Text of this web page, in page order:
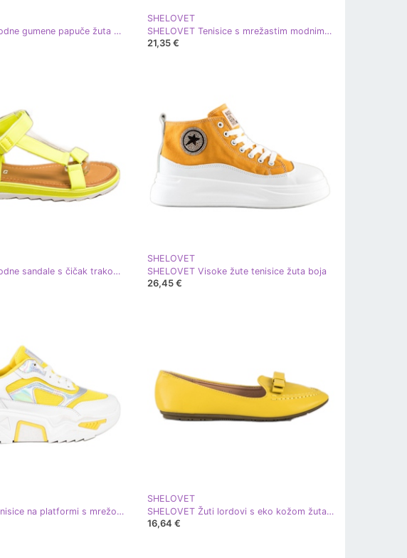
SHELOVET Modne gumene papuče žuta boja
SHELOVET
SHELOVET Tenisice s mrežastim modnim cipelama bijela žuta boja
21,35 €
SHELOVET Modne sandale s čičak trakom žuta boja
SHELOVET
SHELOVET Visoke žute tenisice žuta boja
26,45 €
SHELOVET Tenisice na platformi s mrežom bijela srebro žuta boja
SHELOVET
SHELOVET Žuti lordovi s eko kožom žuta boja
16,64 €